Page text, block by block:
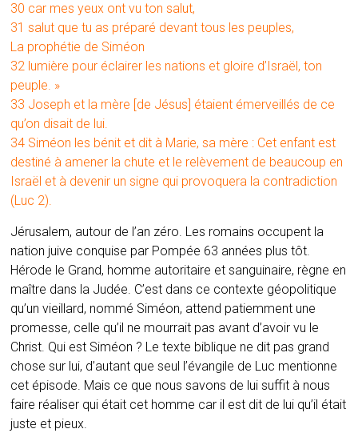
30 car mes yeux ont vu ton salut,
31 salut que tu as préparé devant tous les peuples,
La prophétie de Siméon
32 lumière pour éclairer les nations et gloire d’Israël, ton
peuple. »
33 Joseph et la mère [de Jésus] étaient émerveillés de ce
qu’on disait de lui.
34 Siméon les bénit et dit à Marie, sa mère : Cet enfant est
destiné à amener la chute et le relèvement de beaucoup en
Israël et à devenir un signe qui provoquera la contradiction
(Luc 2).
Jérusalem, autour de l’an zéro. Les romains occupent la
nation juive conquise par Pompée 63 années plus tôt.
Hérode le Grand, homme autoritaire et sanguinaire, règne en
maître dans la Judée. C’est dans ce contexte géopolitique
qu’un vieillard, nommé Siméon, attend patiemment une
promesse, celle qu’il ne mourrait pas avant d’avoir vu le
Christ. Qui est Siméon ? Le texte biblique ne dit pas grand
chose sur lui, d’autant que seul l’évangile de Luc mentionne
cet épisode. Mais ce que nous savons de lui suffit à nous
faire réaliser qui était cet homme car il est dit de lui qu’il était
juste et pieux.